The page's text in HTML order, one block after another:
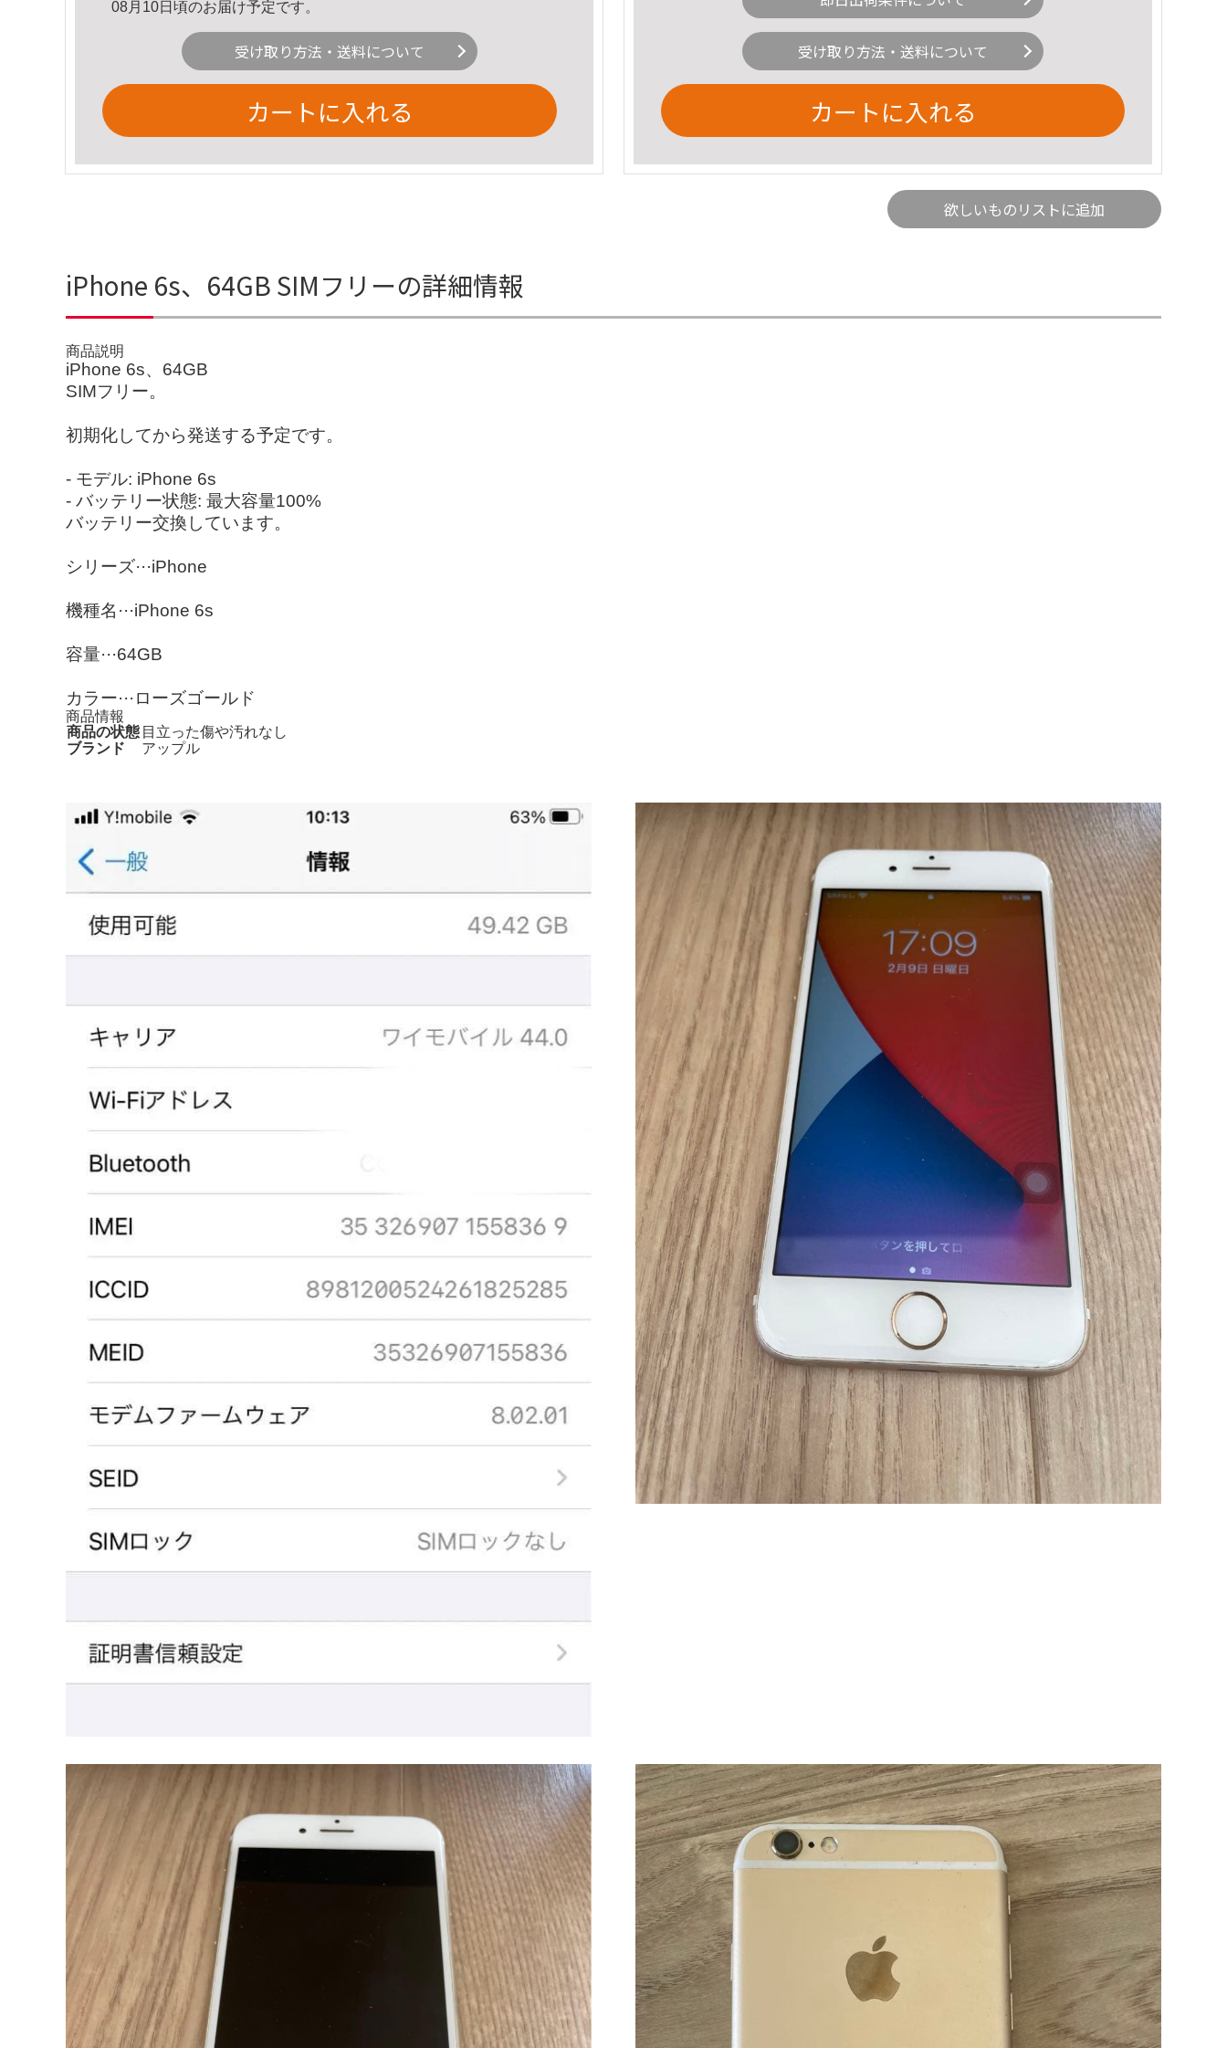
08月10日頃のお届け予定です。
受け取り方法・送料について
カートに入れる
受け取り方法・送料について
カートに入れる
欲しいものリストに追加
iPhone 6s、64GB SIMフリーの詳細情報
商品説明
iPhone 6s、64GB
SIMフリー。
初期化してから発送する予定です。
- モデル: iPhone 6s
- バッテリー状態: 最大容量100%
バッテリー交換しています。
シリーズ···iPhone
機種名···iPhone 6s
容量···64GB
カラー···ローズゴールド
商品情報
商品の状態 目立った傷や汚れなし
ブランド
アップル